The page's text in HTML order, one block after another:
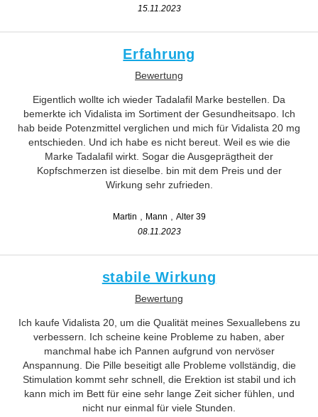
15.11.2023
Erfahrung
Bewertung
Eigentlich wollte ich wieder Tadalafil Marke bestellen. Da
bemerkte ich Vidalista im Sortiment der Gesundheitsapo. Ich
hab beide Potenzmittel verglichen und mich für Vidalista 20 mg
entschieden. Und ich habe es nicht bereut. Weil es wie die
Marke Tadalafil wirkt. Sogar die Ausgeprägtheit der
Kopfschmerzen ist dieselbe. bin mit dem Preis und der
Wirkung sehr zufrieden.
Martin Mann
Alter 39
08.11.2023
stabile Wirkung
Bewertung
Ich kaufe Vidalista 20, um die Qualität meines Sexuallebens zu
verbessern. Ich scheine keine Probleme zu haben, aber
manchmal habe ich Pannen aufgrund von nervöser
Anspannung. Die Pille beseitigt alle Probleme vollständig, die
Stimulation kommt sehr schnell, die Erektion ist stabil und ich
kann mich im Bett für eine sehr lange Zeit sicher fühlen, und
nicht nur einmal für viele Stunden.